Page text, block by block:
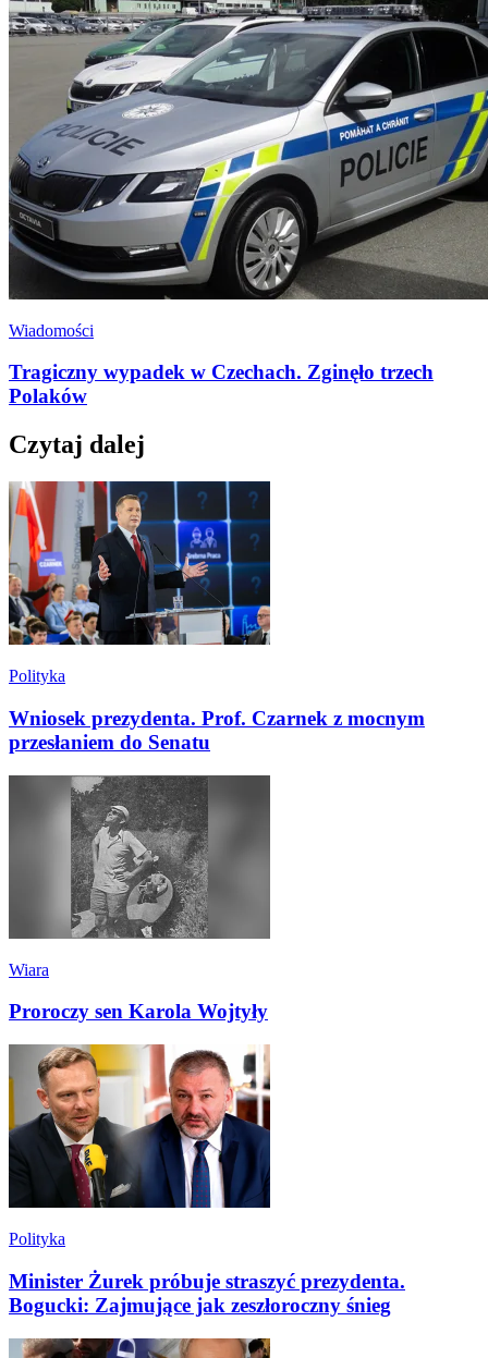
Wiadomości
Tragiczny wypadek w Czechach. Zginęło trzech
Polaków
Czytaj dalej
Polityka
Wniosek prezydenta. Prof. Czarnek z mocnym
przesłaniem do Senatu
Wiara
Proroczy sen Karola Wojtyły
Polityka
Minister Żurek próbuje straszyć prezydenta.
Bogucki: Zajmujące jak zeszłoroczny śnieg